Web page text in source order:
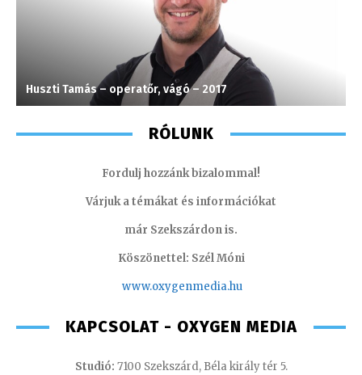
Huszti Tamás – operatőr, vágó – 2017
RÓLUNK
Fordulj hozzánk bizalommal!
Várjuk a témákat és információkat
már Szekszárdon is.
Köszönettel: Szél Móni
www.oxygenmedia.hu
KAPCSOLAT - OXYGEN MEDIA
Studió: 7100 Szekszárd, Béla király tér 5.